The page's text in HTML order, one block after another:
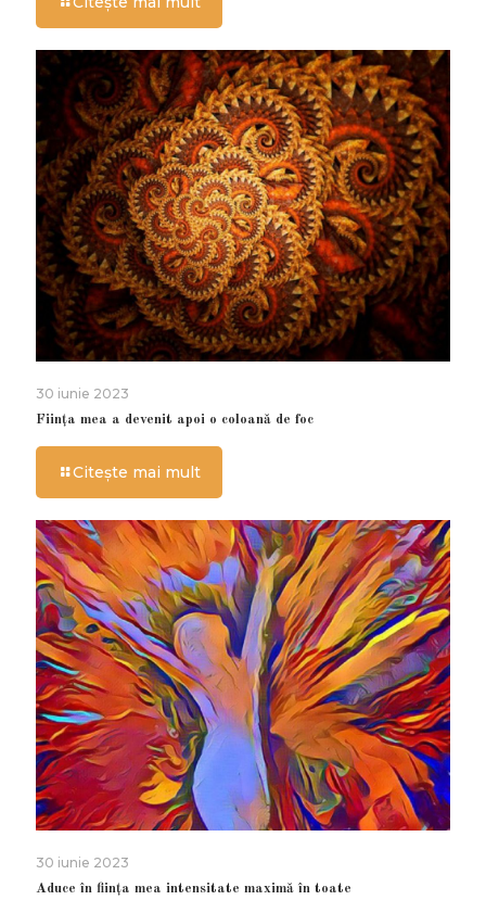
30 iunie 2023
Ființa mea a devenit apoi o coloană de foc
Citește mai mult
30 iunie 2023
Aduce în ființa mea intensitate maximă în toate